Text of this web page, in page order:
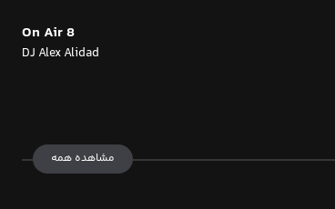
On Air 8
DJ Alex Alidad
مشاهده همه